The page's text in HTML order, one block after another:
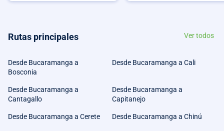
Rutas principales Ver todos
Desde Bucaramanga a
Bosconia
Desde Bucaramanga a Cali
Desde Bucaramanga a
Cantagallo
Desde Bucaramanga a
Capitanejo
Desde Bucaramanga a Cerete Desde Bucaramanga a Chinú